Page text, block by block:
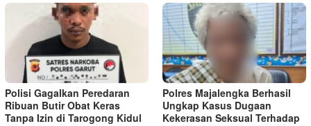
Polisi Gagalkan Peredaran
Ribuan Butir Obat Keras
Tanpa Izin di Tarogong Kidul
Polres Majalengka Berhasil
Ungkap Kasus Dugaan
Kekerasan Seksual Terhadap